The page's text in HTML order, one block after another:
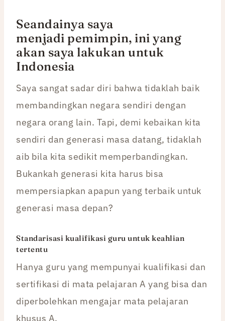
Seandainya saya
menjadi pemimpin, ini yang
akan saya lakukan untuk
Indonesia
Saya sangat sadar diri bahwa tidaklah baik
membandingkan negara sendiri dengan
negara orang lain. Tapi, demi kebaikan kita
sendiri dan generasi masa datang, tidaklah
aib bila kita sedikit memperbandingkan.
Bukankah generasi kita harus bisa
mempersiapkan apapun yang terbaik untuk
generasi masa depan?
Standarisasi kualifikasi guru untuk keahlian
tertentu
Hanya guru yang mempunyai kualifikasi dan
sertifikasi di mata pelajaran A yang bisa dan
diperbolehkan mengajar mata pelajaran
khusus A.